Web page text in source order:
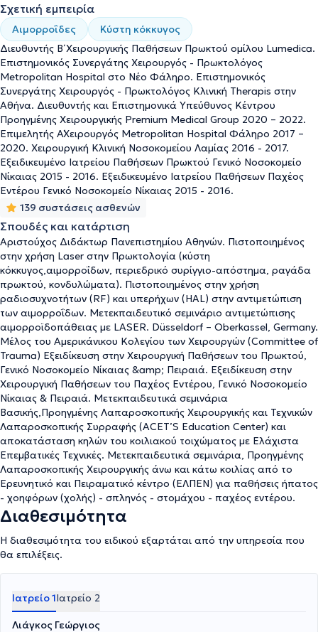
Επεμβατικής Χειρουργικής.Από το 2017 είναι κριτής του
Αμερικάνικου Χειρουργικού περιοδικού and Trauma Cases and
Reviews και το 2023 ανακοίνωσε την πρώτη παγκόσμια
δημοσίευση με νέα δεδομένα στην σύγχρονη αντιμετώπιση στη
κύστη του κόκκυγα με Laser με την νέα ίνα Infinate Ring.
Σχετική εμπειρία
Αιμορροΐδες
Κύστη κόκκυγος
Διευθυντής Β΄ Χειρουργικής Παθήσεων Πρωκτού ομίλου Lumedica.
Επιστημονικός Συνεργάτης Χειρουργός - Πρωκτολόγος
Metropolitan Hospital στο Νέο Φάληρο. Επιστημονικός
Συνεργάτης Χειρουργός - Πρωκτολόγος Κλινική Therapis στην
Αθήνα. Διευθυντής και Επιστημονικά Υπεύθυνος Κέντρου
Προηγμένης Χειρουργικής Premium Medical Group 2020 – 2022.
Επιμελητής Α΄Χειρουργός Μetropolitan Hospital Φάληρο 2017 –
2020. Χειρουργική Κλινική Νοσοκομείου Λαμίας 2016 - 2017.
Eξειδικευμένο Iατρείου Παθήσεων Πρωκτού Γενικό Νοσοκομείο
Νίκαιας 2015 - 2016. Eξειδικευμένο Iατρείου Παθήσεων Παχέος
Εντέρου Γενικό Νοσοκομείο Νίκαιας 2015 - 2016.
139 συστάσεις ασθενών
Σπουδές και κατάρτιση
Αριστούχος Διδάκτωρ Πανεπιστημίου Αθηνών. Πιστοποιημένος
στην χρήση Laser στην Πρωκτολογία (κύστη
κόκκυγος,αιμορροΐδων, περιεδρικό συρίγγιο-απόστημα, ραγάδα
πρωκτού, κονδυλώματα). Πιστοποιημένος στην χρήση
ραδιοσυχνοτήτων (RF) και υπερήχων (HAL) στην αντιμετώπιση
των αιμορροΐδων. Μετεκπαιδευτικό σεμινάριο αντιμετώπισης
αιμορροϊδοπάθειας με LASER. Düsseldorf – Oberkassel, Germany.
Μέλος του Αμερικάνικου Κολεγίου των Χειρουργών (Committee of
Trauma) Εξειδίκευση στην Χειρουργική Παθήσεων του Πρωκτού,
Γενικό Νοσοκομείο Νίκαιας &amp; Πειραιά. Εξειδίκευση στην
Χειρουργική Παθήσεων του Παχέος Εντέρου, Γενικό Νοσοκομείο
Νίκαιας & Πειραιά. Μετεκπαιδευτικά σεμινάρια
Βασικής,Προηγμένης Λαπαροσκοπικής Χειρουργικής και Τεχνικών
Λαπαροσκοπικής Συρραφής (ACET’S Education Center) και
αποκατάσταση κηλών του κοιλιακού τοιχώματος με Ελάχιστα
Επεμβατικές Τεχνικές. Μετεκπαιδευτικά σεμινάρια, Προηγμένης
Λαπαροσκοπικής Χειρουργικής άνω και κάτω κοιλίας από το
Ερευνητικό και Πειραματικό κέντρο (ΕΛΠΕΝ) για παθήσεις ήπατος
- χοηφόρων (χολής) - σπληνός - στομάχου - παχέος εντέρου.
Διαθεσιμότητα
Η διαθεσιμότητα του ειδικού εξαρτάται από την υπηρεσία που
θα επιλέξεις.
Ιατρείο 1Ιατρείο 2
Λιάγκος Γεώργιος